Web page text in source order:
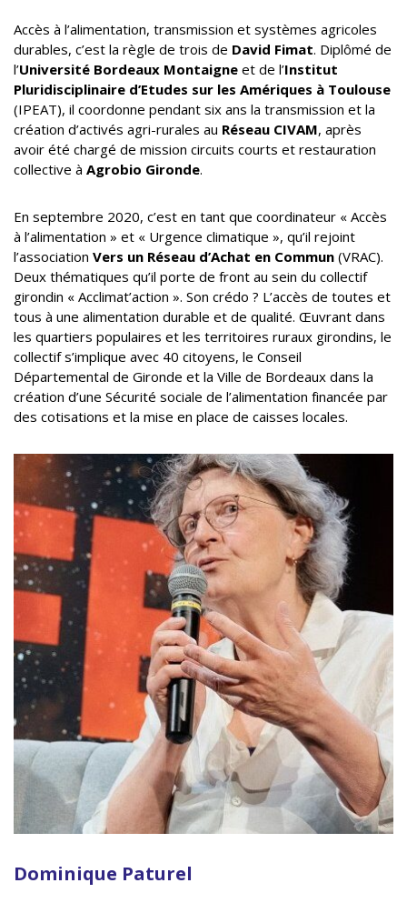
Accès à l’alimentation, transmission et systèmes agricoles
durables, c’est la règle de trois de David Fimat. Diplômé de
l’Université Bordeaux Montaigne et de l’Institut
Pluridisciplinaire d’Etudes sur les Amériques à Toulouse
(IPEAT), il coordonne pendant six ans la transmission et la
création d’activés agri-rurales au Réseau CIVAM, après
avoir été chargé de mission circuits courts et restauration
collective à Agrobio Gironde.
En septembre 2020, c’est en tant que coordinateur « Accès
à l’alimentation » et « Urgence climatique », qu’il rejoint
l’association Vers un Réseau d’Achat en Commun (VRAC).
Deux thématiques qu’il porte de front au sein du collectif
girondin « Acclimat’action ». Son crédo ? L’accès de toutes et
tous à une alimentation durable et de qualité. Œuvrant dans
les quartiers populaires et les territoires ruraux girondins, le
collectif s’implique avec 40 citoyens, le Conseil
Départemental de Gironde et la Ville de Bordeaux dans la
création d’une Sécurité sociale de l’alimentation financée par
des cotisations et la mise en place de caisses locales.
Dominique Paturel